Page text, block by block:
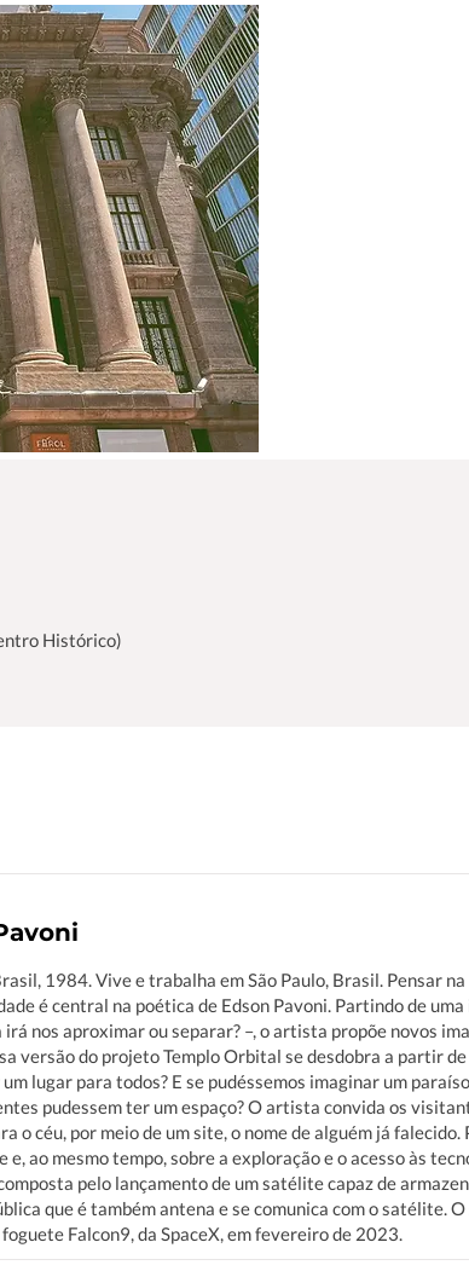
Histórico)
1984. Vive e trabalha em São Paulo, Brasil. Pensar
é central na poética de Edson Pavoni. Partindo de
nos aproximar ou separar? –, o artista propõe novos
versão do projeto Templo Orbital se desdobra a partir
um lugar para todos? E se pudéssemos imaginar um
pudessem ter um espaço? O artista convida os
o céu, por meio de um site, o nome de alguém já
e, ao mesmo tempo, sobre a exploração e o acesso às
pelo lançamento de um satélite capaz de
que é também antena e se comunica com o satélite.
Falcon9, da SpaceX, em fevereiro de 2023.